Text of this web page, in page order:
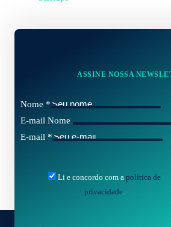
ASSINE NOSSA
Nome *
E-mail Nome
E-mail *
Li e concordo com a política de
privacidade